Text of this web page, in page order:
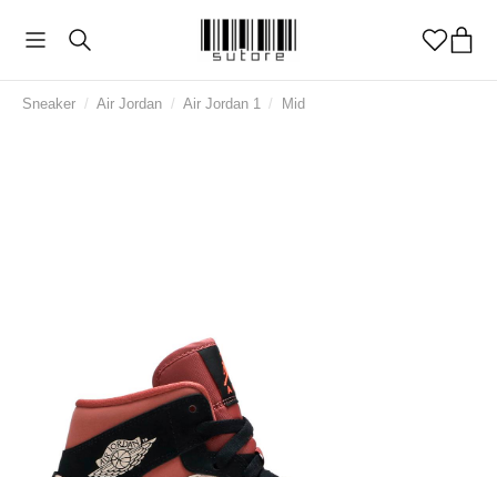
Sneaker / Air Jordan / Air Jordan 1 / Mid